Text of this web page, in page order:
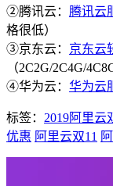
②腾讯云： 腾讯云
格很低）
③京东云： 京东云
（2C2G/2C4G/
④华为云： 华为云
标签： 2019阿里云
优惠 阿里云双11